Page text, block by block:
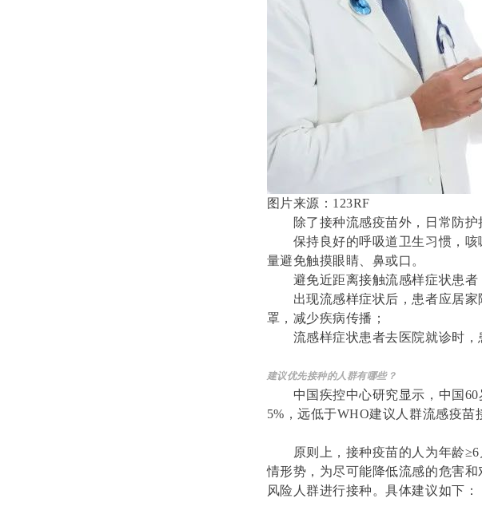
图片来源： 123RF
除了接种流感疫苗外，日常防
保持良好的呼吸道卫生习惯，
量避免触摸眼睛、鼻或口。
避免近距离接触流感样症状患
出现流感样症状后，患者应居
罩，减少疾病传播；
流感样症状患者去医院就诊时，
建议优先接种的人群有哪些？
中国疾控中心研究显示，中国
5%，远低于WHO建议人群流感疫苗
原则上，接种疫苗的人为年龄
情形势，为尽可能降低流感的危害
风险人群进行接种。具体建议如下：